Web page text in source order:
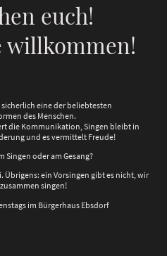
euch!
willkommen!
eine der beliebtesten
des Menschen.
die Kommunikation, Singen bleibt in
und es vermittelt Freude!
Singen oder am Gesang?
Übrigens: ein Vorsingen gibt es nicht, wir
singen!
im Bürgerhaus Ebsdorf